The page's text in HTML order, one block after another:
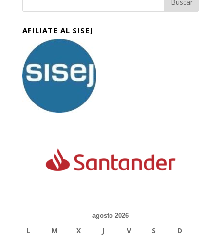
AFILIATE AL SISEJ
agosto 2026
L M X J V S D